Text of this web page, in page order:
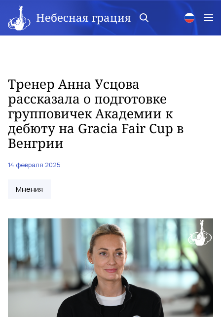
Небесная грация
Тренер Анна Усцова
рассказала о подготовке
групповичек Академии к
дебюту на Gracia Fair Cup в
Венгрии
14 февраля 2025
Мнения